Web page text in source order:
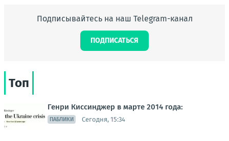
Подписывайтесь на наш Telegram-канал
ПОДПИСАТЬСЯ
Топ
Генри Киссинджер в марте 2014 года:
ПАБЛИКИ Сегодня, 15:34